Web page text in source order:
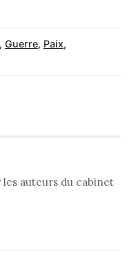
, Guerre, Paix,
auteurs du cabinet